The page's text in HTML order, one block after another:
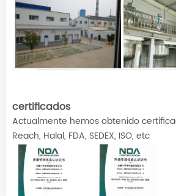
certificados
Actualmente hemos obtenido
Reach, Halal, FDA, SEDEX, ISO, etc